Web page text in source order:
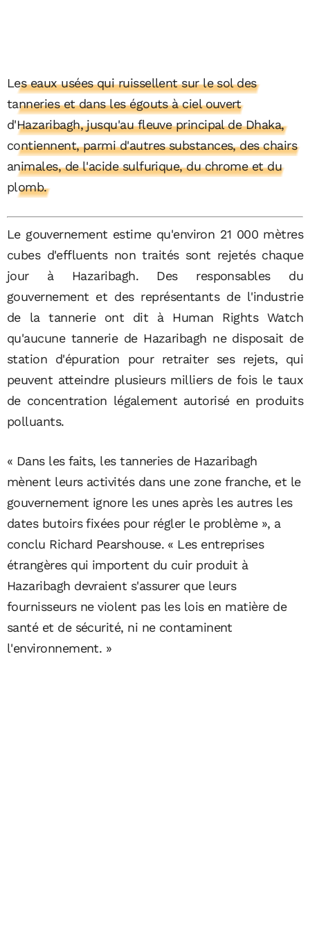
Les eaux usées qui ruissellent sur le sol des
tanneries et dans les égouts à ciel ouvert
d'Hazaribagh, jusqu'au fleuve principal de Dhaka,
contiennent, parmi d'autres substances, des chairs
animales, de l'acide sulfurique, du chrome et du
plomb.
Le gouvernement estime qu'environ 21 000 mètres
cubes d'effluents non traités sont rejetés chaque
jour à Hazaribagh. Des responsables du
gouvernement et des représentants de l'industrie
de la tannerie ont dit à Human Rights Watch
qu'aucune tannerie de Hazaribagh ne disposait de
station d'épuration pour retraiter ses rejets, qui
peuvent atteindre plusieurs milliers de fois le taux
de concentration légalement autorisé en produits
polluants.
« Dans les faits, les tanneries de Hazaribagh
mènent leurs activités dans une zone franche, et le
gouvernement ignore les unes après les autres les
dates butoirs fixées pour régler le problème », a
conclu Richard Pearshouse. « Les entreprises
étrangères qui importent du cuir produit à
Hazaribagh devraient s'assurer que leurs
fournisseurs ne violent pas les lois en matière de
santé et de sécurité, ni ne contaminent
l'environnement. »